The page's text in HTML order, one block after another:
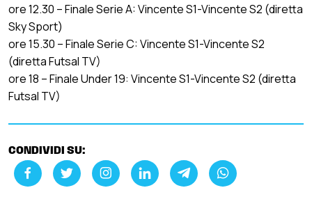
ore 12.30 – Finale Serie A: Vincente S1-Vincente S2 (diretta
Sky Sport)
ore 15.30 – Finale Serie C: Vincente S1-Vincente S2
(diretta Futsal TV)
ore 18 – Finale Under 19: Vincente S1-Vincente S2 (diretta
Futsal TV)
CONDIVIDI SU: